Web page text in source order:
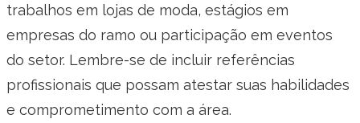
trabalhos em lojas de moda, estágios em
empresas do ramo ou participação em eventos
do setor. Lembre-se de incluir referências
profissionais que possam atestar suas habilidades
e comprometimento com a área.